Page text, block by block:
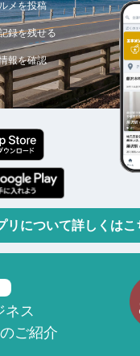
メを投稿
録を残せる
報を確認
リについて詳しくはこ
ネス
ご紹介